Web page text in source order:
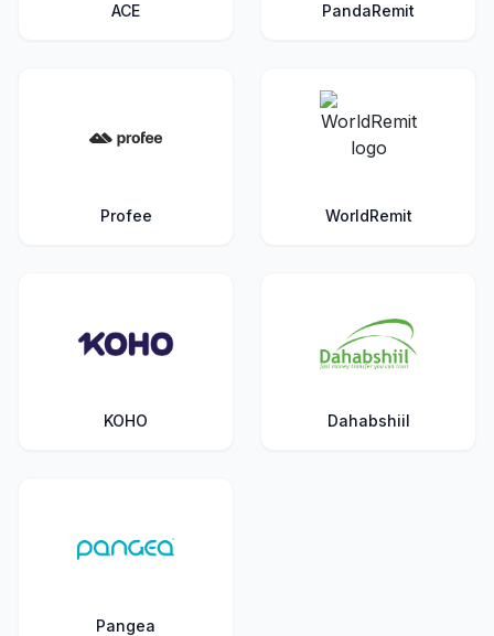
ACE PandaRemit
Profee WorldRemit
KOHO Dahabshiil
Pangea